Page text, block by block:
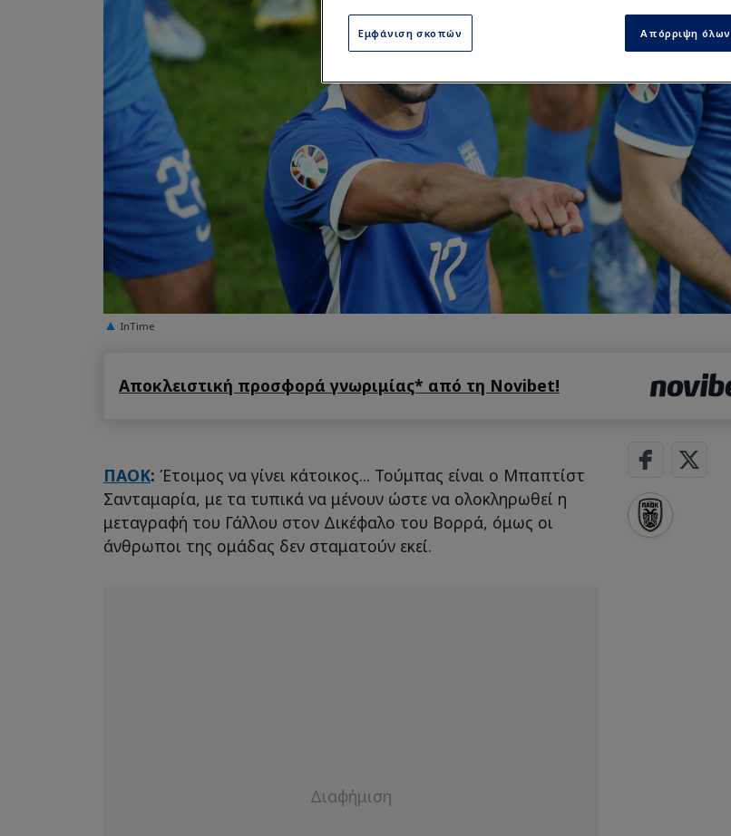
InTime
Αποκλειστική προσφορά γνωριμίας* από τη Novibet!
ΠΑΟΚ: Έτοιμος να γίνει κάτοικος... Τούμπας είναι ο Μπαπτίστ
Σανταμαρία, με τα τυπικά να μένουν ώστε να ολοκληρωθεί η
μεταγραφή του Γάλλου στον Δικέφαλο του Βορρά, όμως οι
άνθρωποι της ομάδας δεν σταματούν εκεί.
Εμφάνιση σκοπών Απόρριψη όλων